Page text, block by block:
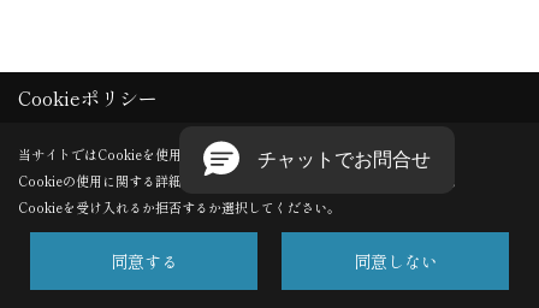
Cookieポリシー
当サイトではCookieを使用します。
Cookieの使用に関する詳細は 「プライバシーポリシー
」をご覧ください。
Cookieを受け入れるか拒否するか選択してください。
同意する 同意しない